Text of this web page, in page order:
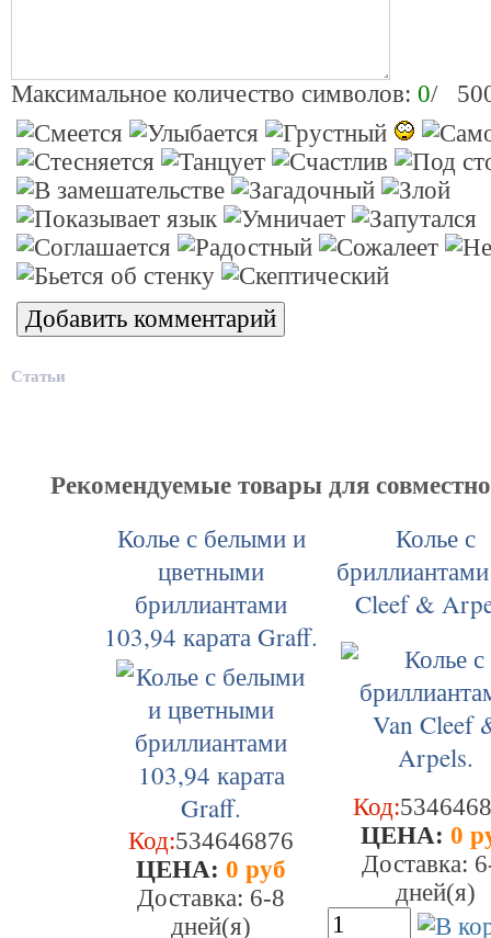
Максимальное количество символов: 0/
Статьи
Рекомендуемые товары для
Колье с белыми и
цветными
бриллиантами
103,94 карата Graff.
Код:534646876
ЦEHA: 0 руб
Доставка: 6-8
дней(я)
Колье с
Cleef &
Код:
ЦEHA: 0
Доставка:
дней(я)